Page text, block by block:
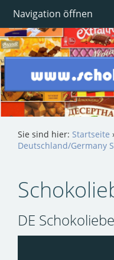
Navigation öffnen
Sie sind hier: Startseite
Deutschland/Germany
DE Schokoliebe